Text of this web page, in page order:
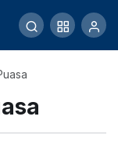
Comment